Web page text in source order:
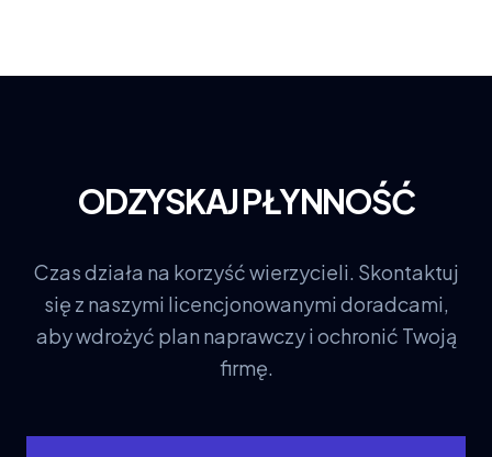
ODZYSKAJ PŁYNNOŚĆ
Czas działa na korzyść wierzycieli. Skontaktuj
się z naszymi licencjonowanymi doradcami,
aby wdrożyć plan naprawczy i ochronić Twoją
firmę.